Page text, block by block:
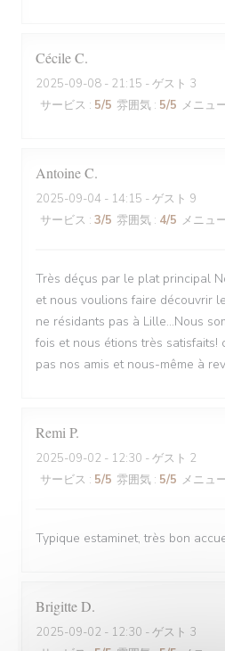
CécileC
2025-09-08 - 21:15 - ゲスト 3
サービス : 5/5 雰囲気 : 5/5 メニュ
AntoineC
2025-09-04 - 14:15 - ゲスト 9
サービス : 3/5 雰囲気 : 4/5 メニュ
Très déçus par le plat principal
et nous voulions faire découvrir
ne résidants pas à Lille...Nous
fois et nous étions très satisfaits!
pas nos amis et nous-même à
Remi P
2025-09-02 - 12:30 - ゲスト 2
サービス : 5/5 雰囲気 : 5/5 メニュ
Typique estaminet, très bon
BrigitteD
2025-09-02 - 12:30 - ゲスト 3